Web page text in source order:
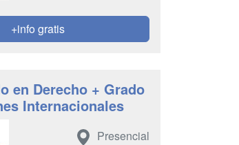
+info gratis
en Derecho + Grado
Internacionales
Presencial